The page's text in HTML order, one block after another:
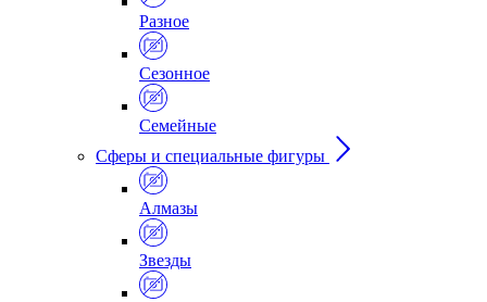
Разное
Сезонное
Семейные
Сферы и специальные фигуры
Алмазы
Звезды